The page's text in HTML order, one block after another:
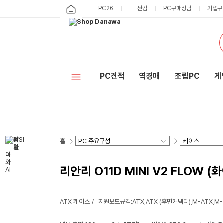
PC26 싼컴 PC구매상담 기업
PC견적 역경매 조립PC 게
홈
리안리 O11D MINI V2 FLOW (
ATX 케이스 지원보드규격:ATX,ATX (후면커넥터),M-